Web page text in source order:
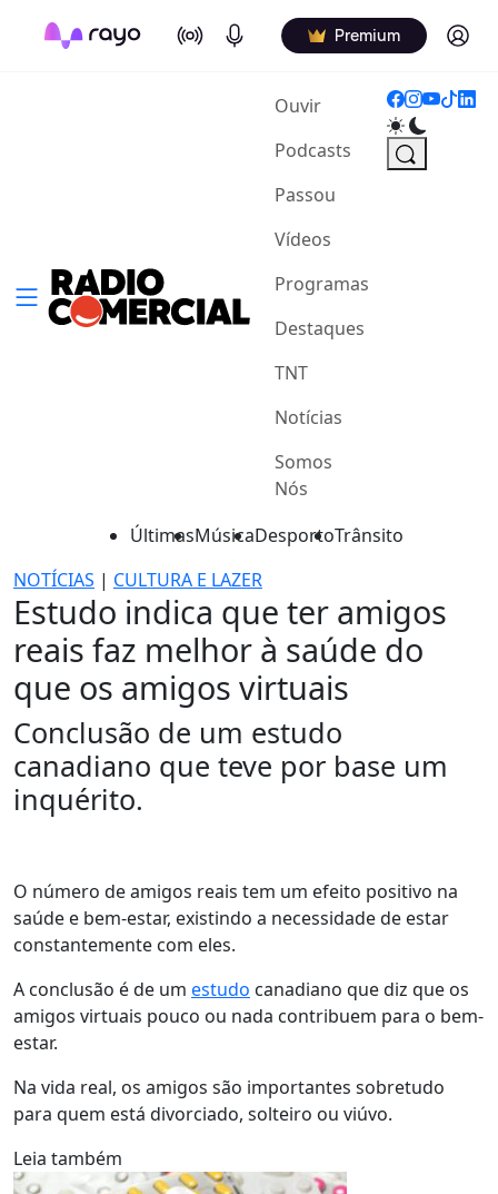
On Air Podcasts Premium Log in
Ouvir(current)
Podcasts
Passou
Vídeos
Programas
Destaques
TNT
Notícias
Somos
Nós
ÚltimasMúsicaDesportoTrânsito
NOTÍCIAS | CULTURA E LAZER
Estudo indica que ter amigos
reais faz melhor à saúde do
que os amigos virtuais
Conclusão de um estudo
canadiano que teve por base um
inquérito.
O número de amigos reais tem um efeito positivo na
saúde e bem-estar, existindo a necessidade de estar
constantemente com eles.
A conclusão é de um estudo canadiano que diz que os
amigos virtuais pouco ou nada contribuem para o bem-
estar.
Na vida real, os amigos são importantes sobretudo
para quem está divorciado, solteiro ou viúvo.
Leia também